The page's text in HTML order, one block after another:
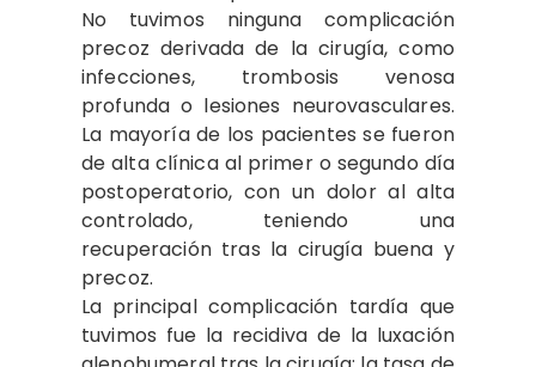
No tuvimos ninguna complicación
precoz derivada de la cirugía, como
infecciones, trombosis venosa
profunda o lesiones neurovasculares.
La mayoría de los pacientes se fueron
de alta clínica al primer o segundo día
postoperatorio, con un dolor al alta
controlado, teniendo una
recuperación tras la cirugía buena y
precoz.
La principal complicación tardía que
tuvimos fue la recidiva de la luxación